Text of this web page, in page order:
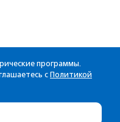
программы.
с Политикой